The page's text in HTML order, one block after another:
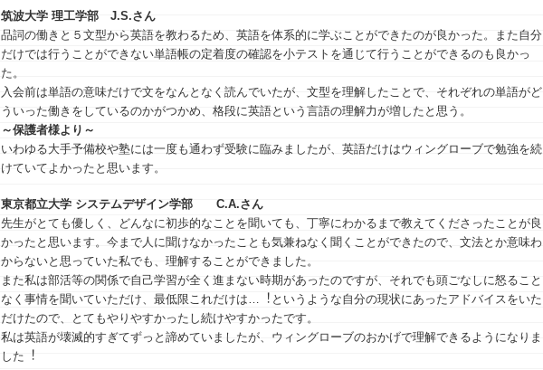
筑波大学 理工学部 J.S.さん
品詞の働きと５文型から英語を教わるため、英語を体系的に学ぶことができたのが良かった。また自分
だけでは行うことができない単語帳の定着度の確認を小テストを通じて行うことができるのも良かっ
た。
入会前は単語の意味だけで文をなんとなく読んでいたが、文型を理解したことで、それぞれの単語がど
ういった働きをしているのかがつかめ、格段に英語という言語の理解力が増したと思う。
～保護者様より～
いわゆる大手予備校や塾には一度も通わず受験に臨みましたが、英語だけはウィングローブで勉強を続
けていてよかったと思います。
東京都立大学 システムデザイン学部 C.A.さん
先⽣がとても優しく、どんなに初歩的なことを聞いても、丁寧にわかるまで教えてくださったことが良
かったと思います。今まで⼈に聞けなかったことも気兼ねなく聞くことができたので、⽂法とか意味わ
からないと思っていた私でも、理解することができました。
また私は部活等の関係で⾃⼰学習が全く進まない時期があったのですが、それでも頭ごなしに怒ること
なく事情を聞いていただけ、最低限これだけは…︕というような⾃分の現状にあったアドバイスをいた
だけたので、とてもやりやすかったし続けやすかったです。
私は英語が壊滅的すぎてずっと諦めていましたが、ウィングローブのおかげで理解できるようになりま
した︕